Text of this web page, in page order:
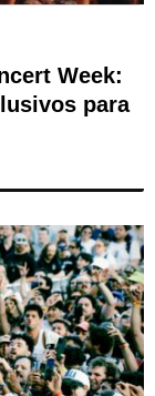
Week:
para